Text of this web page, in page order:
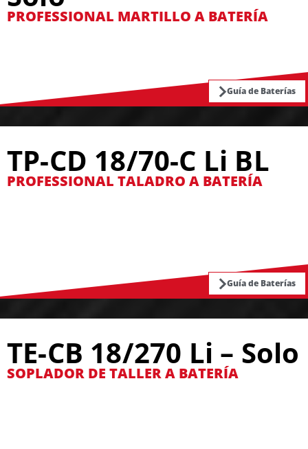
PROFESSIONAL MARTILLO A BATERÍA
Guía de Baterías
TP-CD 18/70-C Li BL
PROFESSIONAL TALADRO A BATERÍA
Guía de Baterías
TE-CB 18/270 Li – Solo
SOPLADOR DE TALLER A BATERÍA